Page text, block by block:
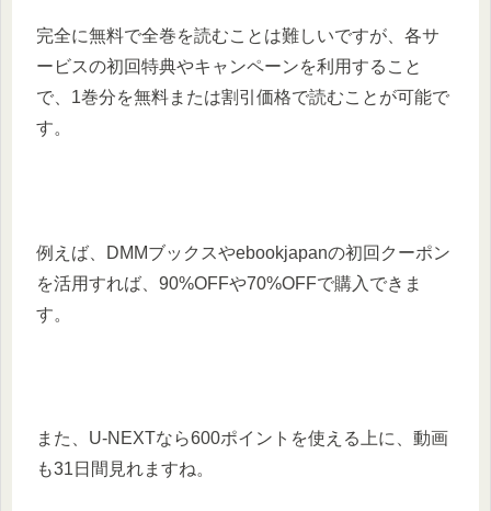
完全に無料で全巻を読むことは難しいですが、各サ
ービスの初回特典やキャンペーンを利用すること
で、1巻分を無料または割引価格で読むことが可能で
す。​
例えば、DMMブックスやebookjapanの初回クーポン
を活用すれば、90%OFFや70%OFFで購入できま
す。​
また、U-NEXTなら600ポイントを使える上に、動画
も31日間見れますね。